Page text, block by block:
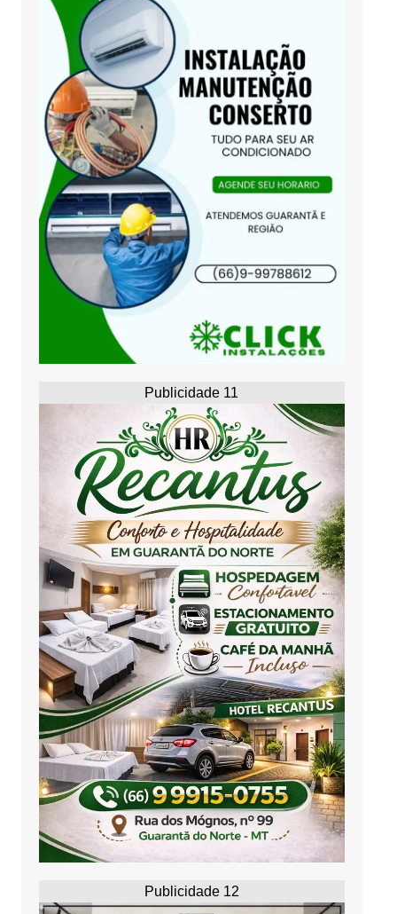
Publicidade 11
Publicidade 12